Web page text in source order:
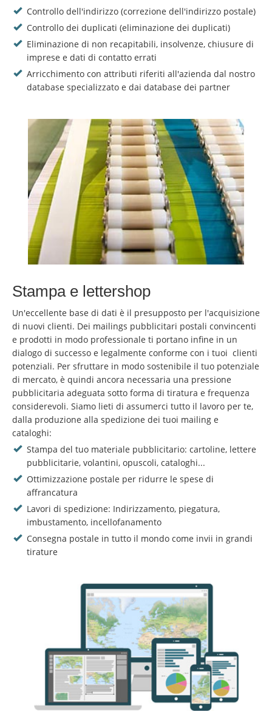
Controllo dell'indirizzo (correzione dell'indirizzo postale)
Controllo dei duplicati (eliminazione dei duplicati)
Eliminazione di non recapitabili, insolvenze, chiusure di
imprese e dati di contatto errati
Arricchimento con attributi riferiti all'azienda dal nostro
database specializzato e dai database dei partner
Stampa e lettershop
Un'eccellente base di dati è il presupposto per l'acquisizione
di nuovi clienti. Dei mailings pubblicitari postali convincenti
e prodotti in modo professionale ti portano infine in un
dialogo di successo e legalmente conforme con i tuoi clienti
potenziali. Per sfruttare in modo sostenibile il tuo potenziale
di mercato, è quindi ancora necessaria una pressione
pubblicitaria adeguata sotto forma di tiratura e frequenza
considerevoli. Siamo lieti di assumerci tutto il lavoro per te,
dalla produzione alla spedizione dei tuoi mailing e
cataloghi:
Stampa del tuo materiale pubblicitario: cartoline, lettere
pubblicitarie, volantini, opuscoli, cataloghi...
Ottimizzazione postale per ridurre le spese di
affrancatura
Lavori di spedizione: Indirizzamento, piegatura,
imbustamento, incellofanamento
Consegna postale in tutto il mondo come invii in grandi
tirature